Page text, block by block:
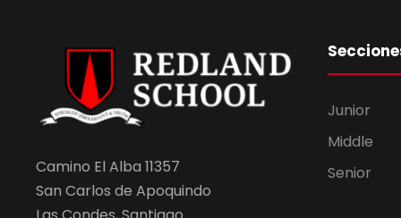
Camino El Alba 11357
San Carlos de Apoquindo
Junior
Middle
Senior